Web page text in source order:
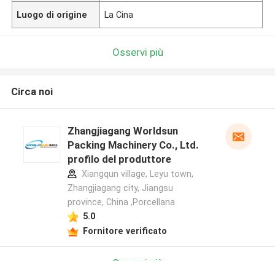
Luogo di origine La Cina
Osservi più
Circa noi
Zhangjiagang Worldsun
Packing Machinery Co., Ltd.
profilo del produttore
Xiangqun village, Leyu town,
Zhangjiagang city, Jiangsu
province, China ,Porcellana
5.0
Fornitore verificato